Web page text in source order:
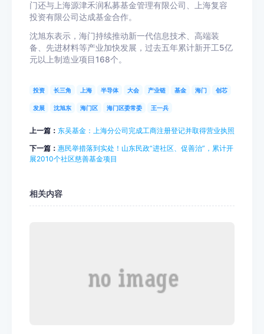
门还与上海源津禾润私募基金管理有限公司、上海复容
投资有限公司达成基金合作。
沈旭东表示，海门持续推动新一代信息技术、高端装
备、先进材料等产业加快发展，过去五年累计新开工5亿
元以上制造业项目168个。
投资 长三角 上海 半导体 大会 产业链 基金 海门 创芯
发展 沈旭东 海门区 海门区委常委 王一兵
上一篇： 东吴基金：上海分公司完成工商注册登记并取得营业执照
下一篇： 惠民举措落到实处！山东民政“进社区、促善治”，累计开
展2010个社区慈善基金项目
相关内容